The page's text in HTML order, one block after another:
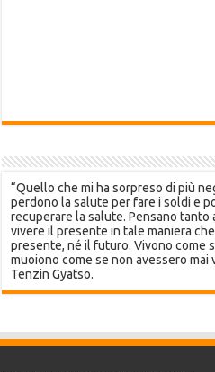
“Quello che mi ha sorpreso di più
perdono la salute per fare i soldi e
recuperare la salute. Pensano
vivere il presente in tale maniera
presente, né il futuro. Vivono come
muoiono come se non avessero mai
Tenzin Gyatso.